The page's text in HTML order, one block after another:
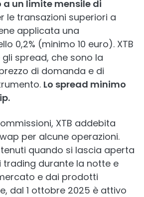
un limite mensile di
le transazioni superiori a
applicata una
0,2% (minimo 10 euro). XTB
spread, che sono la
di domanda e di
Lo spread minimo
XTB addebita
per alcune operazioni.
quando si lascia aperta
trading durante la notte e
e dai prodotti
dal 1 ottobre 2025 è attivo